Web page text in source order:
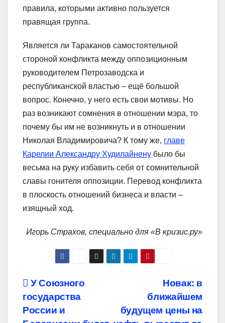
правила, которыми активно пользуется
правящая группа.
Является ли Тараканов самостоятельной
стороной конфликта между оппозиционным
руководителем Петрозаводска и
республиканской властью – ещё большой
вопрос. Конечно, у него есть свои мотивы. Но
раз возникают сомнения в отношении мэра, то
почему бы им не возникнуть и в отношении
Николая Владимировича? К тому же, главе
Карелии Александру Худилайнену было бы
весьма на руку избавить себя от сомнительной
славы гонителя оппозиции. Перевод конфликта
в плоскость отношений бизнеса и власти –
изящный ход.
Игорь Страхов, специально для «В кризис.ру»
Навигация
по
Новак: в
ближайшем
будущем цены на
У Союзного
государства
России и